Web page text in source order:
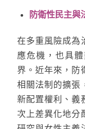
防衛性民主與
在多重風險成為
應危機，也具
界。近年來，防
相關法制的擴張
新配置權利、義
次上差異化地分